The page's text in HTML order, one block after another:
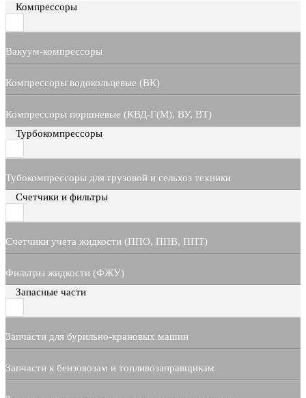
Компрессоры
Вакуум-компрессоры
Компрессоры водокольцевые (ВК)
Компрессоры поршневые (КВД-Г(М), ВУ, ВТ)
Турбокомпрессоры
Тубокомпрессоры для грузовой и сельхоз техники
Счетчики и фильтры
Счетчики учета жидкости (ППО, ППВ, ППТ)
Фильтры жидкости (ФЖУ)
Запасные части
Запчасти для бурильно-крановых машин
Запчасти к бензовозам и топливозаправщикам